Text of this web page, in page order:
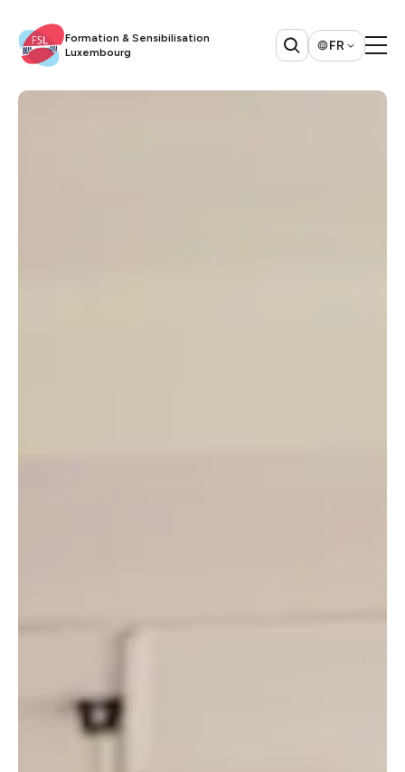
Formation & Sensibilisation
Luxembourg​​​​‌ ‍ ​‍​‍‌‍ ‌ ​‍‌‍‍‌‌‍‌ ‌‍‍‌‌‍ ‍​‍​‍​ ‍‍​‍​‍‌ ​ ‌‍​‌‌‍ ‍‌‍‍‌‌ ‌​‌ ‍‌​‍ ‍‌‍‍‌‌‍ ​‍​‍​‍ ​​‍​‍‌‍‍​‌ ​‍‌‍‌‌‌‍‌‍​‍​‍​ ‍‍​‍​‍​‍ ‌ ​ ‌ ‌​‌ ‌‌‌‍‌​‌‍‍‌‌‍ ​‍ ‌‍‍‌‌‍ ‍‌ ‌​‌‍‌‌‌‍ ‍‌ ‌​​‍ ‌‍‌‌‌‍‌​‌‍‍‌‌ ‌​​‍ ‌‍ ‌‌‍ ‌‍‌​‌‍‌‌​ ‌‌ ​​‌ ​‍‌‍‌‌‌ ​ ‌‍‌‌‌‍ ‍‌ ‌​‌‍​‌‌ ‌​‌‍‍‌‌‍ ‌‍ ‍​ ‍ ‌‍‍‌‌‍‌​​ ‌​ ​​‌‍​ ‌‍​‌​ ‌‍‌‍​‍​ ‌‌​ ​‍‌‍​ ​‍ ‌‌‍‌​​ ‌‍​ ​‌‌‍​‍​‍ ‌​ ‌​​ ‌‌‌‍‌‌​ ‌‍​‍ ‌​ ‍​​ ‌ ‌‍​‌​ ‌​​‍ ‌​ ‌‌‌‍‌‌​ ​ ​ ‌‍​ ‌​‌‍‌‌​ ‌‍​ ​​‌‍​‌​ ‌‍​ ​‍​ ​ ​ ‍ ‌ ‌​‌ ‍‌‌ ​​‌‍‌‌​ ‌‌ ​ ‌‍‍‌‌ ‌​‌‍‌‌‌‌​ ‌‍‌‌‌ ‌​‌ ‌​‌‍‍‌‌‍ ‍‌‍‌ ‌ ​ ​ ‍ ‌ ​​‌‍​‌‌ ‌​‌‍‍​​ ‌‌‍​‍‌ ​‍‌‍​‌‌‍ ‍‌‍‌​‌‍‍‌‌‍ ‍‌‍‌ ​‍ ‍‌‍​‍‌ ​‍‌‍​‌‌‍ ‍‌‍‌​‌​ ‍‌‍​‌‌‍ ‌‌‍‌‌​ ‌‍​‍‌‍​‌‌ ​ ‌‍‌‌‌‌‌‌‌ ​‍‌‍ ​​ ‌​‍‌‌​ ​‍‌​‌‍‌ ​ ‌ ‌​‌ ‌‌‌‍‌​‌‍‍‌‌‍ ​‍‌‍‌‍‍‌‌‍‌​​ ‌​ ​​‌‍​ ‌‍​‌​ ‌‍‌‍​‍​ ‌‌​ ​‍‌‍​ ​‍ ‌‌‍‌​​ ‌‍​ ​‌‌‍​‍​‍ ‌​ ‌​​ ‌‌‌‍‌‌​ ‌‍​‍ ‌​ ‍​​ ‌ ‌‍​‌​ ‌​​‍ ‌​ ‌‌‌‍‌‌​ ​ ​ ‌‍​ ‌​‌‍‌‌​ ‌‍​ ​​‌‍​‌​ ‌‍​ ​‍​ ​ ​‍‌‍‌ ‌​‌ ‍‌‌ ​​‌‍‌‌​ ‌‌ ​ ‌‍‍‌‌ ‌​‌‍‌‌‌‌​ ‌‍‌‌‌ ‌​‌ ‌​‌‍‍‌‌‍ ‍‌‍‌ ‌ ​ ​‍‌‍‌ ​​‌‍​‌‌ ‌​‌‍‍​​ ‌‌‍​‍‌ ​‍‌‍​‌‌‍ ‍‌‍‌​‌‍‍‌‌‍ ‍‌‍‌ ​‍ ‍‌‍​‍‌ ​‍‌‍​‌‌‍ ‍‌‍‌​‌​ ‍‌‍​‌‌‍ ‌‌‍‌‌​‍‌‍‌ ​​‌‍‌‌‌ ​‍‌ ​ ‌ ​​‌‍‌‌‌‍​ ‌ ‌​‌‍‍‌‌ ‌‍‌‍‌‌​ ‌‌ ​​‌ ‌‌‌‍​‍‌‍ ​‌‍‍‌‌ ​ ‌‍‍​‌‍‌‌‌‍‌​​‍​‍‌ ‌
FR